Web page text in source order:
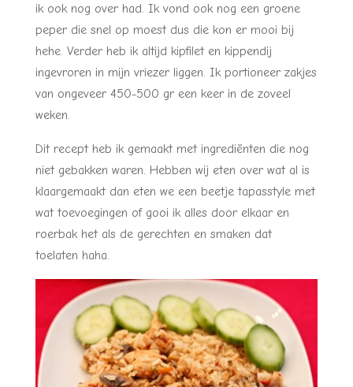
ik ook nog over had. Ik vond ook nog een groene
peper die snel op moest dus die kon er mooi bij
hehe. Verder heb ik altijd kipfilet en kippendij
ingevroren in mijn vriezer liggen. Ik portioneer zakjes
van ongeveer 450-500 gr een keer in de zoveel
weken.
Dit recept heb ik gemaakt met ingrediënten die nog
niet gebakken waren. Hebben wij eten over wat al is
klaargemaakt dan eten we een beetje tapasstyle met
wat toevoegingen of gooi ik alles door elkaar en
roerbak het als de gerechten en smaken dat
toelaten haha.